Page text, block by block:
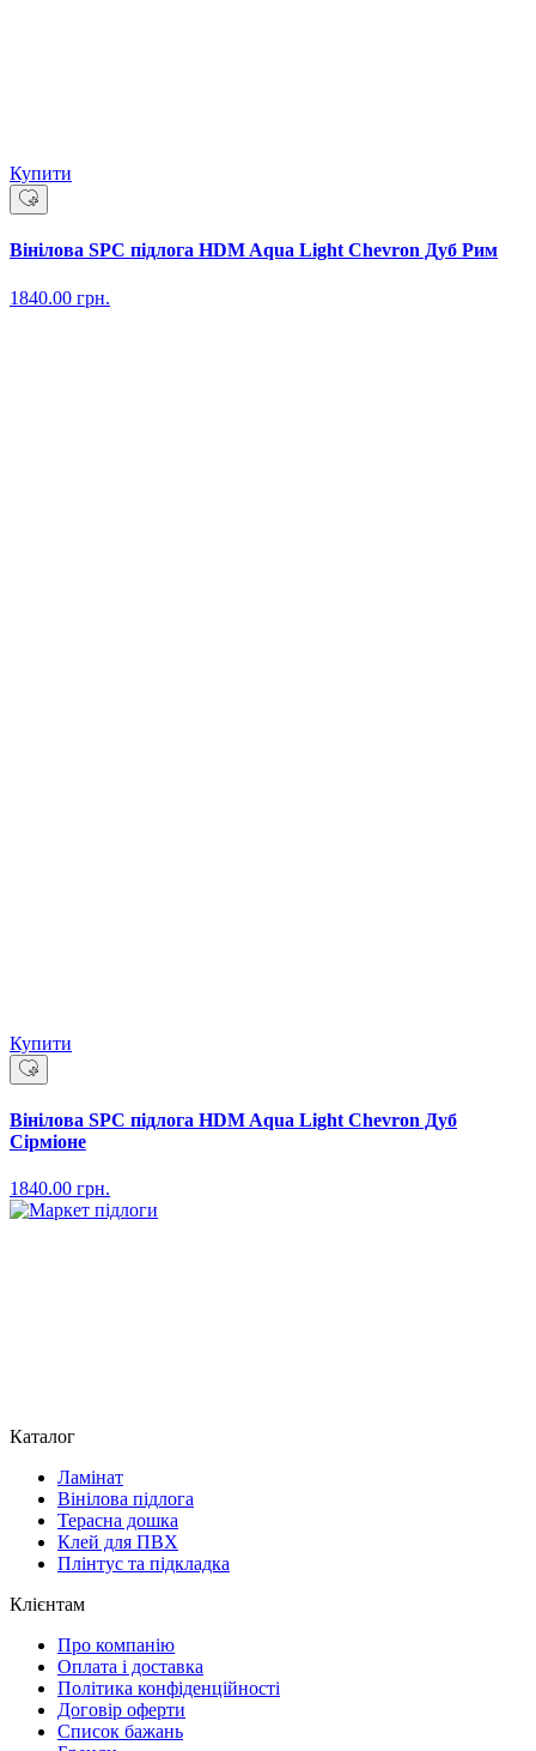
Купити
Вінілова SPC підлога HDM Aqua Light Chevron Дуб Рим
1840.00 грн.
Купити
Вінілова SPC підлога HDM Aqua Light Chevron Дуб
Сірміоне
1840.00 грн.
Каталог
Ламінат
Вінілова підлога
Терасна дошка
Клей для ПВХ
Плінтус та підкладка
Клієнтам
Про компанію
Оплата і доставка
Політика конфіденційності
Договір оферти
Список бажань